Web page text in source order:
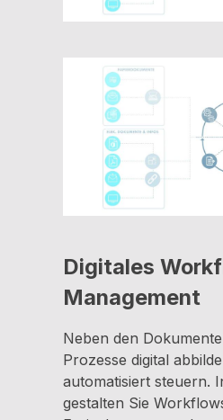
Digitales
Management
Neben den
Prozesse digital
automatisiert steuern.
gestalten Sie